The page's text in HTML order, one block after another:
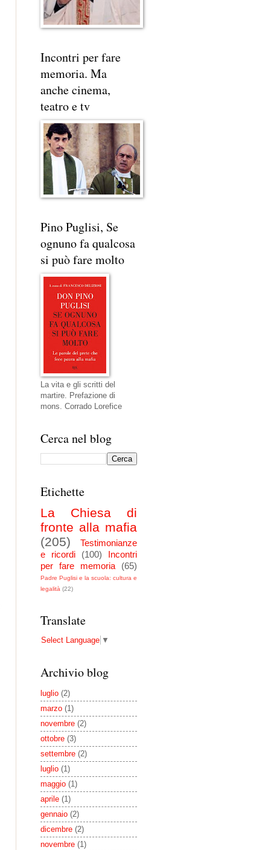
Incontri per fare
memoria. Ma
anche cinema,
teatro e tv
Pino Puglisi, Se
ognuno fa qualcosa
si può fare molto
La vita e gli scritti del
martire. Prefazione di
mons. Corrado Lorefice
Cerca nel blog
Etichette
La Chiesa di
fronte alla mafia
(205)
Testimonianze
e ricordi
(100)
Incontri
per fare memoria
(65)
Padre Puglisi e la scuola: cultura e
legalità (22)
Translate
Select Language ▼
Archivio blog
luglio (2)
marzo (1)
novembre (2)
ottobre (3)
settembre (2)
luglio (1)
maggio (1)
aprile (1)
gennaio (2)
dicembre (2)
novembre (1)